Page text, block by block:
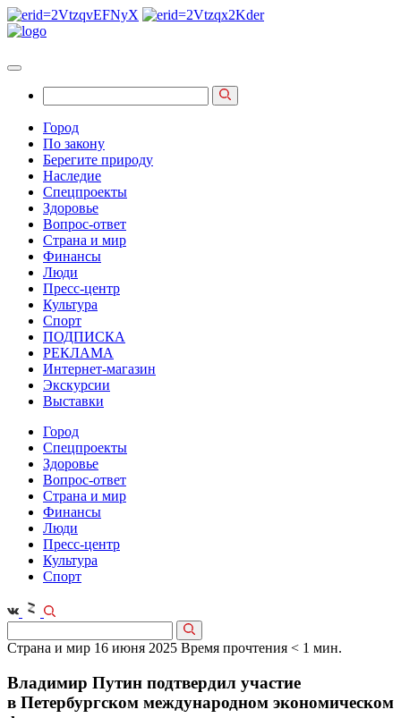
Город
По закону
Берегите природу
Наследие
Спецпроекты
Здоровье
Вопрос-ответ
Страна и мир
Финансы
Люди
Пресс-центр
Культура
Спорт
ПОДПИСКА
РЕКЛАМА
Интернет-магазин
Экскурсии
Выставки
Город
Спецпроекты
Здоровье
Вопрос-ответ
Страна и мир
Финансы
Люди
Пресс-центр
Культура
Спорт
Страна и мир 16 июня 2025 Время прочтения < 1 мин.
Владимир Путин подтвердил участие
в Петербургском международном экономическом